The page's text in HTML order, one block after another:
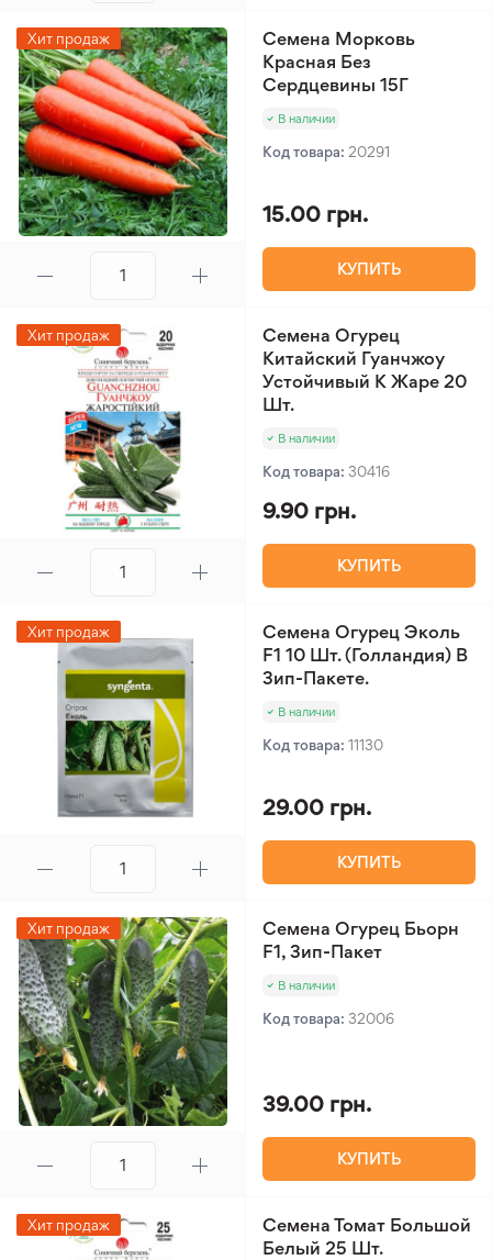
Хит продаж
Семена Морковь
Красная Без
Сердцевины 15Г
В наличии
Код товара: 20291
15.00 грн.
КУПИТЬ
Хит продаж
Семена Огурец
Китайский Гуанчжоу
Устойчивый К Жаре 20
Шт.
В наличии
Код товара: 30416
9.90 грн.
КУПИТЬ
Хит продаж
Семена Огурец Эколь
F1 10 Шт. (Голландия) В
Зип-Пакете.
В наличии
Код товара: 11130
29.00 грн.
КУПИТЬ
Хит продаж
Семена Огурец Бьорн
F1, Зип-Пакет
В наличии
Код товара: 32006
39.00 грн.
КУПИТЬ
Хит продаж
Семена Томат Большой
Белый 25 Шт.